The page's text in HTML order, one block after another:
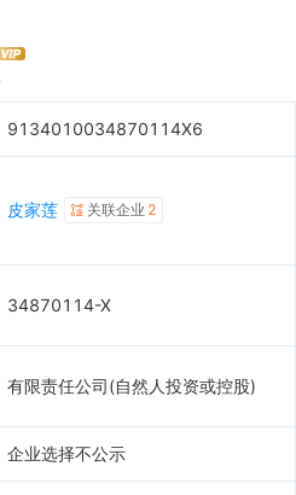
终本案件
询价评估
司法协助
注销备案
9134010034870114X6
皮家莲 关联企业 2
34870114-X
有限责任公司(自然人投资或控股)
企业选择不公示